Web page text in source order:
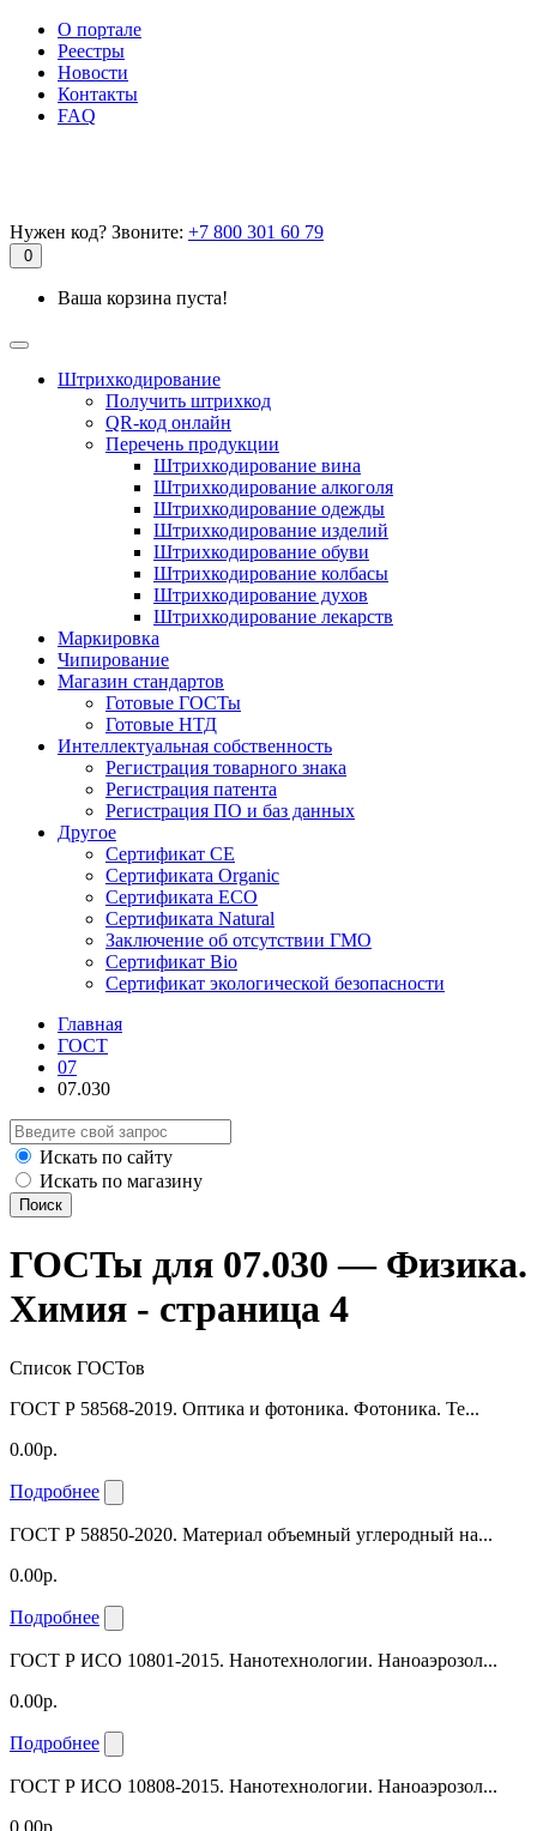
О портале
Реестры
Новости
Контакты
FAQ
Нужен код? Звоните: +7 800 301 60 79
0
Ваша корзина пуста!
Штрихкодирование
Получить штрихкод
QR-код онлайн
Перечень продукции
Штрихкодирование вина
Штрихкодирование алкоголя
Штрихкодирование одежды
Штрихкодирование изделий
Штрихкодирование обуви
Штрихкодирование колбасы
Штрихкодирование духов
Штрихкодирование лекарств
Маркировка
Чипирование
Магазин стандартов
Готовые ГОСТы
Готовые НТД
Интеллектуальная собственность
Регистрация товарного знака
Регистрация патента
Регистрация ПО и баз данных
Другое
Сертификат СЕ
Сертификата Organic
Сертификата ECO
Сертификата Natural
Заключение об отсутствии ГМО
Сертификат Bio
Сертификат экологической безопасности
Главная
ГОСТ
07
07.030
Искать по сайту
Искать по магазину
Поиск
ГОСТы для 07.030 — Физика.
Химия - страница 4
Список ГОСТов
ГОСТ Р 58568-2019. Оптика и фотоника. Фотоника. Те...
0.00р.
Подробнее
ГОСТ Р 58850-2020. Материал объемный углеродный на...
0.00р.
Подробнее
ГОСТ Р ИСО 10801-2015. Нанотехнологии. Наноаэрозол...
0.00р.
Подробнее
ГОСТ Р ИСО 10808-2015. Нанотехнологии. Наноаэрозол...
0.00р.